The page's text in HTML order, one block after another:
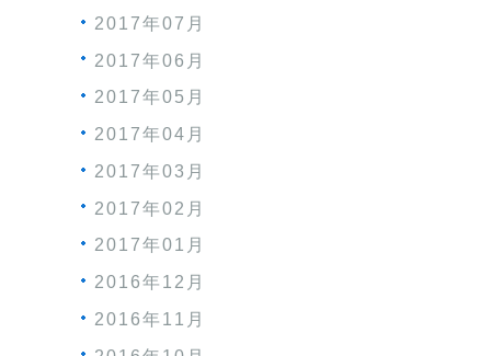
2017年07月
2017年06月
2017年05月
2017年04月
2017年03月
2017年02月
2017年01月
2016年12月
2016年11月